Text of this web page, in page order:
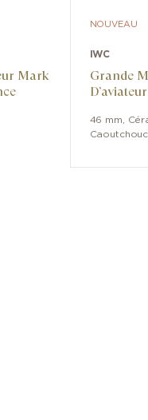
en céramique à base
le mouvement
est orné du logo
et du numéro de
Mark
NOUVEAU
IWC
Grande
46 mm
Caoutchouc